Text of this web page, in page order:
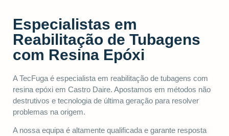
Especialistas em
Reabilitação de Tubagens
com Resina Epóxi
A TecFuga é especialista em reabilitação de tubagens com
resina epóxi em Castro Daire. Apostamos em métodos não
destrutivos e tecnologia de última geração para resolver
problemas na origem.
A nossa equipa é altamente qualificada e garante resposta